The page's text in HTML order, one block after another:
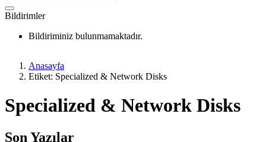
Bildirimler
Bildiriminiz bulunmamaktadır.
Anasayfa
Etiket: Specialized & Network Disks
Specialized & Network Disks
Son Yazılar